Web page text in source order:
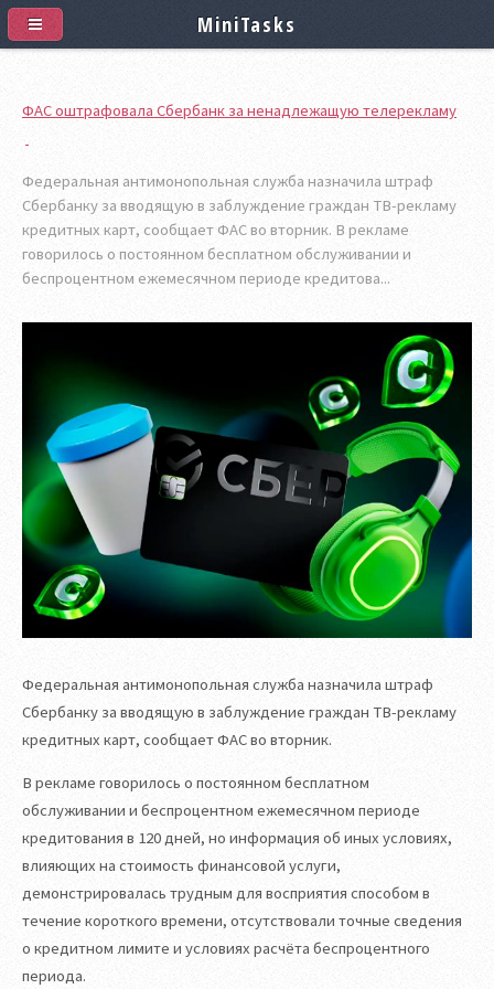
ФАС оштрафовала Сбербанк за ненадлежащую телерекламу
Федеральная антимонопольная служба назначила штраф
Сбербанку за вводящую в заблуждение граждан ТВ-рекламу
кредитных карт, сообщает ФАС во вторник. В рекламе
говорилось о постоянном бесплатном обслуживании и
беспроцентном ежемесячном периоде кредитова...
Федеральная антимонопольная служба назначила штраф
Сбербанку за вводящую в заблуждение граждан ТВ-рекламу
кредитных карт, сообщает ФАС во вторник.
В рекламе говорилось о постоянном бесплатном
обслуживании и беспроцентном ежемесячном периоде
кредитования в 120 дней, но информация об иных условиях,
влияющих на стоимость финансовой услуги,
демонстрировалась трудным для восприятия способом в
течение короткого времени, отсутствовали точные сведения
о кредитном лимите и условиях расчёта беспроцентного
периода.
MiniTasks